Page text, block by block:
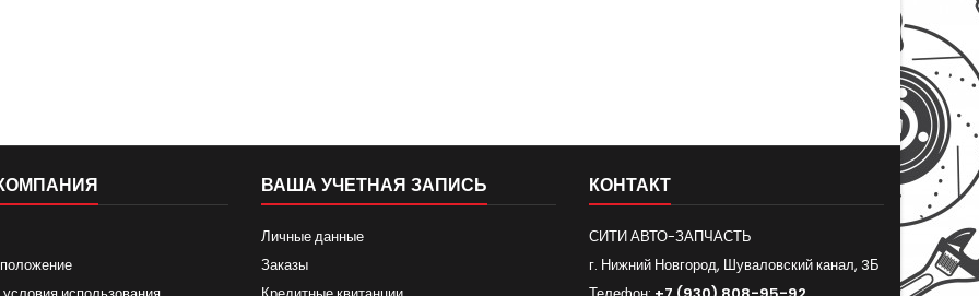
ВАША УЧЕТНАЯ ЗАПИСЬ
Личные данные
Заказы
КОНТАКТ
СИТИ АВТО-ЗАПЧАСТЬ
г. Нижний Новгород, Шуваловский канал, 3Б